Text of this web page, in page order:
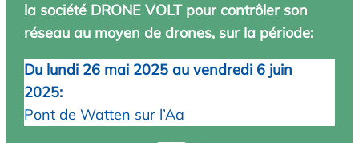
la société DRONE VOLT pour contrôler son
réseau au moyen de drones, sur la période:
Du lundi 26 mai 2025 au vendredi 6 juin
2025:
Pont de Watten sur l’Aa